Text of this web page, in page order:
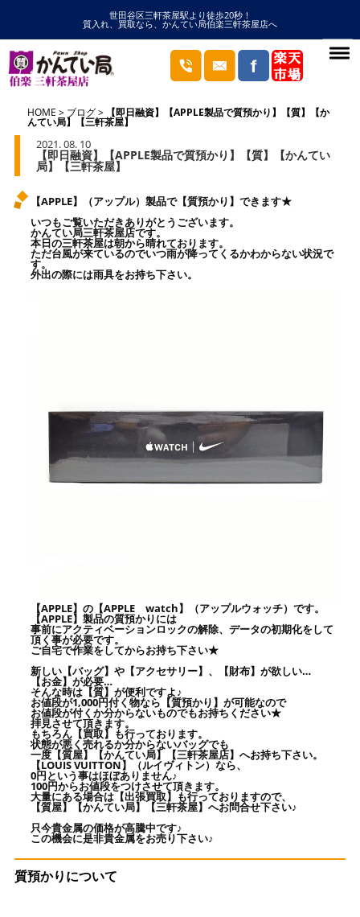
世田谷区三軒茶屋駅より徒歩20秒！
質入れ、買取なら、かんてい局伯楽三軒茶屋店へ
HOME ブログ 【即日融資】【APPLE製品で質預かり】【質】【か
んてい局】【三軒茶屋】
2021. 08. 10
【即日融資】【APPLE製品で質預かり】【質】【かんてい
局】【三軒茶屋】
【APPLE】（アップル）製品で【質預かり】できます★
いつもご覧いただきありがとうございます。
かんてい局三軒茶屋店です。
本日の三軒茶屋は朝から晴れております。
ただ台風が来ているのでいつ雨が降ってくるかわからない状況で
す。
外出の際には雨具をお持ち下さい。
【APPLE】の【APPLE watch】（アップルウォッチ）です。
【APPLE】製品の質預かりには
事前にアクティベーションロックの解除、データの初期化をして
頂く事が必要です。
ご自宅で作業をしてからお持ち下さい★
新しい【バッグ】や【アクセサリー】、【財布】が欲しい…
【お金】が必要…
そんな時は【質】が便利ですよ♪
お値段が1,000円付く物なら【質預かり】が可能なので
お値段が付くか分からないものでもお持ちください★
拝見させて頂きます。
もちろん【買取】も行っております。
状態が悪く売れるか分からないバッグでも
一度【質屋】【かんてい局】【三軒茶屋店】へお持ち下さい。
【LOUIS VUITTON】（ルイヴィトン）なら、
0円という事はほぼありません♪
100円からお値段をつけさせて頂きます。
大量にある場合は【出張買取】も行っておりますので、
【質屋】【かんてい局】【三軒茶屋】へお問合せ下さい♪
只今貴金属の価格が高騰中です♪
この機会に是非貴金属をお売り下さい♪
質預かりについて